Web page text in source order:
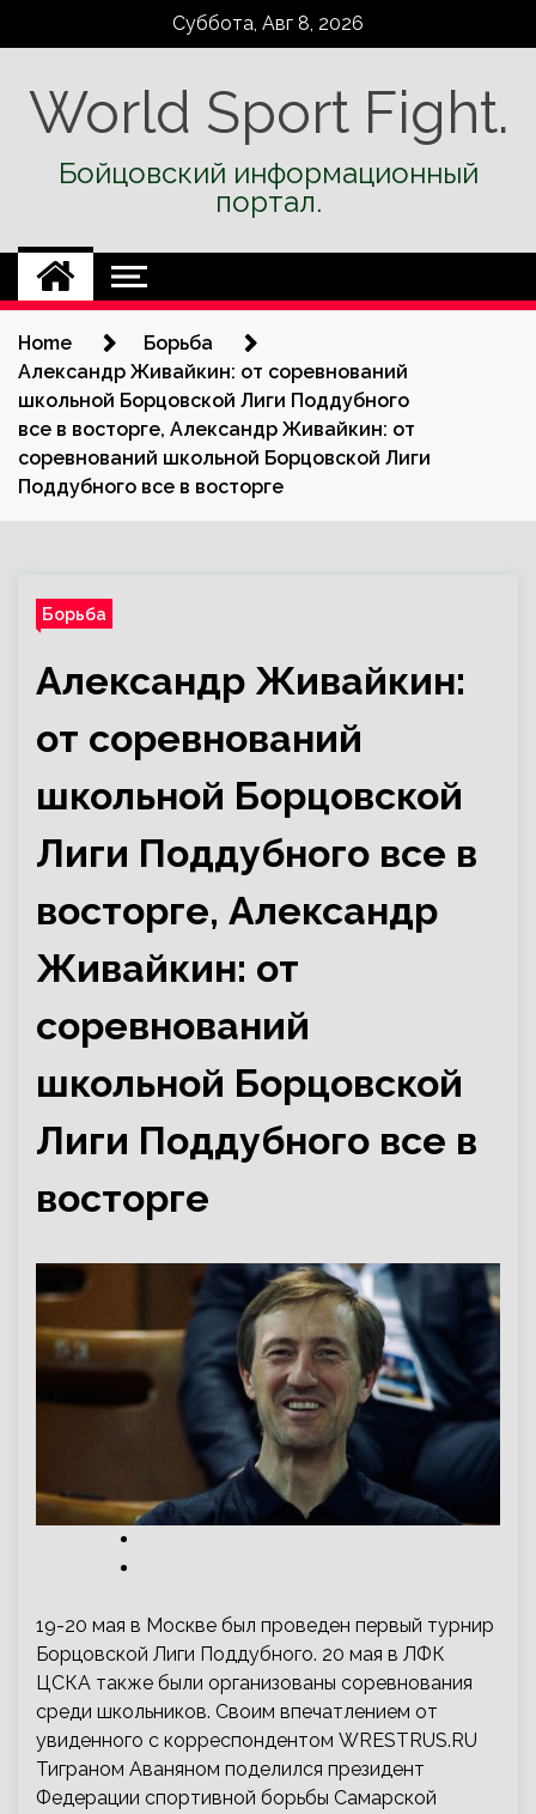
Суббота, Авг 8, 2026
World Sport Fight.
Бойцовский информационный
портал.
Home
Борьба
Александр Живайкин: от соревнований
школьной Борцовской Лиги Поддубного
все в восторге, Александр Живайкин: от
соревнований школьной Борцовской Лиги
Поддубного все в восторге
Борьба
Александр Живайкин:
от соревнований
школьной Борцовской
Лиги Поддубного все в
восторге, Александр
Живайкин: от
соревнований
школьной Борцовской
Лиги Поддубного все в
восторге
19-20 мая в Москве был проведен первый турнир
Борцовской Лиги Поддубного. 20 мая в ЛФК
ЦСКА также были организованы соревнования
среди школьников. Своим впечатлением от
увиденного с корреспондентом WRESTRUS.RU
Тиграном Аваняном поделился президент
Федерации спортивной борьбы Самарской